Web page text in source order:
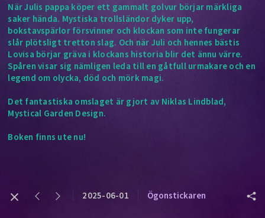
När Julis pappa köper ett gammalt golvur börjar märkliga
saker hända. Mystiska trollsländor dyker upp,
bokstavspärlor försvinner och klockan som inte fungerar
slår plötsligt tretton slag. Och när Juli och hennes bästis
Lovisa börjar gräva i klockans historia blir det ännu värre.
Spåren visar sig nämligen leda till en gåtfull urmakare och en
legend om olycka, död och mörk magi.
Det fantastiska omslaget är gjort av Niklas Lindblad,
Mystical Garden Design.
Boken finns ute nu!
2025-06-01 Ögonstickaren